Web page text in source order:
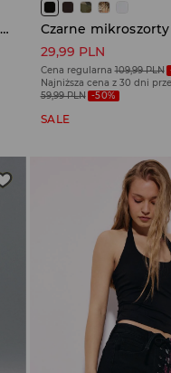
Czarne mikroszorty z marszczeniami
Czarne
29,99 PLN
Cena regularna 109,99 PLN
Najniższa cena z 30 dni
59,99 PLN -50%
SALE